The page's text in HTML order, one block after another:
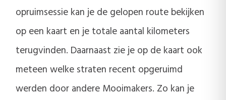
opruimsessie kan je de gelopen route bekijken
op een kaart en je totale aantal kilometers
terugvinden. Daarnaast zie je op de kaart ook
meteen welke straten recent opgeruimd
werden door andere Mooimakers. Zo kan je